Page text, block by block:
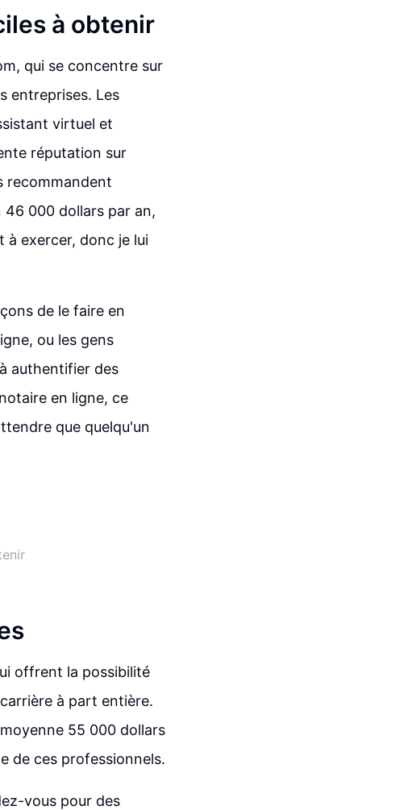
à obtenir
qui se concentre sur
entreprises. Les
virtuel et
réputation sur
recommandent
000 dollars par an,
exercer, donc je lui
de le faire en
ou les gens
authentifier des
en ligne, ce
que quelqu'un
offrent la possibilité
à part entière.
55 000 dollars
de ces professionnels.
vous pour des